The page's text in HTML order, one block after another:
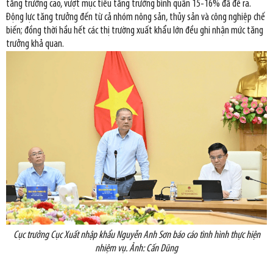
tăng trưởng cao, vượt mục tiêu tăng trưởng bình quân 15-16% đã đề ra.
Động lực tăng trưởng đến từ cả nhóm nông sản, thủy sản và công nghiệp chế
biến; đồng thời hầu hết các thị trường xuất khẩu lớn đều ghi nhận mức tăng
trưởng khả quan.
Cục trưởng Cục Xuất nhập khẩu Nguyễn Anh Sơn báo cáo tình hình thực hiện
nhiệm vụ. Ảnh: Cấn Dũng